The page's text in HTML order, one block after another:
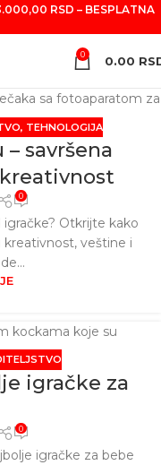
RSD – BESPLATNA
0 0.00
, TEHNOLOGIJA
savršena
0
Otkrijte kako
kreativnost, veštine i
igračke za
0
igračke za bebe